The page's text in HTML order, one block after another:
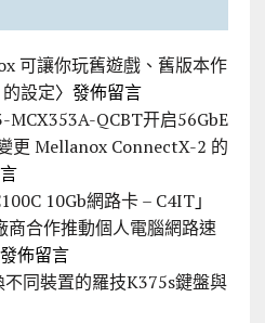
可讓你玩舊遊戲、舊版本作
設定〉發佈留言
QCBT开启56GbE
更 Mellanox ConnectX-2 的
10Gb網路卡 – C4IT」
合作推動個人電腦網路速
佈留言
同裝置的羅技K375s鍵盤與